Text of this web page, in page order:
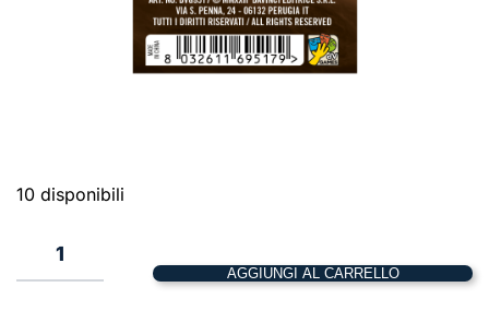
10 disponibili
Gamma
AGGIUNGI AL CARRELLO